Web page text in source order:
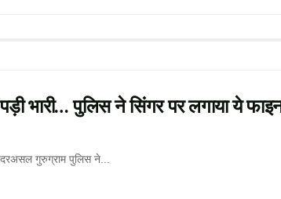
भारी… पुलिस ने सिंगर पर लगाया ये
गुरुग्राम पुलिस ने...